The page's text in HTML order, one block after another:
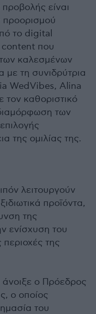
είναι
προορισμού
το digital
content που
καλεσμένων
με τη συνιδρύτρια
WedVibes, Alina
τον καθοριστικό
των
της ομιλίας της.
λειτουργούν
προϊόντα,
της
ενίσχυση του
της
άνοιξε ο Πρόεδρος
ο οποίος
του